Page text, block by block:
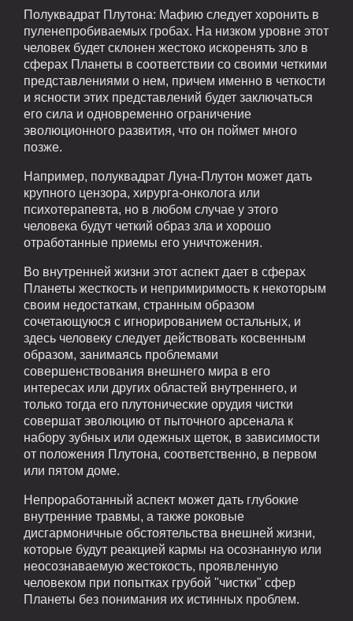
Полуквадрат Плутона: Мафию следует хоронить в
пуленепробиваемых гробах. На низком уровне этот
человек будет склонен жестоко искоренять зло в
сферах Планеты в соответствии со своими четкими
представлениями о нем, причем именно в четкости
и ясности этих представлений будет заключаться
его сила и одновременно ограничение
эволюционного развития, что он поймет много
позже.
Например, полуквадрат Луна-Плутон может дать
крупного цензора, хирурга-онколога или
психотерапевта, но в любом случае у этого
человека будут четкий образ зла и хорошо
отработанные приемы его уничтожения.
Во внутренней жизни этот аспект дает в сферах
Планеты жесткость и непримиримость к некоторым
своим недостаткам, странным образом
сочетающуюся с игнорированием остальных, и
здесь человеку следует действовать косвенным
образом, занимаясь проблемами
совершенствования внешнего мира в его
интересах или других областей внутреннего, и
только тогда его плутонические орудия чистки
совершат эволюцию от пыточного арсенала к
набору зубных или одежных щеток, в зависимости
от положения Плутона, соответственно, в первом
или пятом доме.
Непроработанный аспект может дать глубокие
внутренние травмы, а также роковые
дисгармоничные обстоятельства внешней жизни,
которые будут реакцией кармы на осознанную или
неосознаваемую жестокость, проявленную
человеком при попытках грубой "чистки" сфер
Планеты без понимания их истинных проблем.